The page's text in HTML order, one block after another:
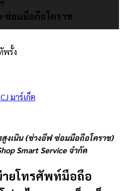
ซ่อมมือถือโคราช
พรั้ง
มาร์เก็ต
งเนิน (ช่างอีฟ ซ่อมมือถือโคราช)
Smart Service จำกัด
ยโทรศัพท์มือถือ